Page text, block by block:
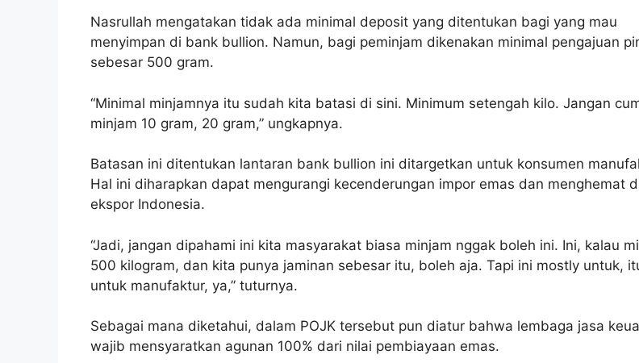
Nasrullah mengatakan tidak ada minimal deposit yang ditentukan bagi yang mau
menyimpan di bank bullion. Namun, bagi peminjam dikenakan minimal pengajuan
sebesar 500 gram.
“Minimal minjamnya itu sudah kita batasi di sini. Minimum setengah kilo. Jangan
minjam 10 gram, 20 gram,” ungkapnya.
Batasan ini ditentukan lantaran bank bullion ini ditargetkan untuk konsumen
Hal ini diharapkan dapat mengurangi kecenderungan impor emas dan menghemat
ekspor Indonesia.
“Jadi, jangan dipahami ini kita masyarakat biasa minjam nggak boleh ini. Ini, kalau
500 kilogram, dan kita punya jaminan sebesar itu, boleh aja. Tapi ini mostly untuk,
untuk manufaktur, ya,” tuturnya.
Sebagai mana diketahui, dalam POJK tersebut pun diatur bahwa lembaga jasa
wajib mensyaratkan agunan 100% dari nilai pembiayaan emas.